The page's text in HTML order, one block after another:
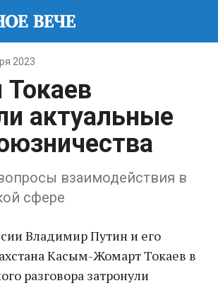
2023
Токаев
актуальные
взаимодействия в
сфере
Владимир Путин и его
Каcым-Жомарт Токаев в
разговора затронули